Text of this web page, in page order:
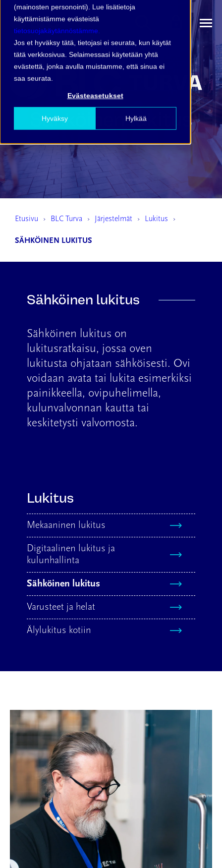
(mainosten personointi). Lue lisätietoja
käyttämistämme evästeistä
tietosuojakäytännöstämme.
Jos et hyväksy tätä, tietojasi ei seurata, kun käytät
tätä verkkosivua. Selaimessasi käytetään yhtä
evästettä, jonka avulla muistamme, että sinua ei
saa seurata.
Evästeasetukset
Hyväksy Hylkää
Sähköinen lukitus
Etusivu BLC Turva Järjestelmät Lukitus
SÄHKÖINEN LUKITUS
Lukitus
Mekaaninen lukitus
Digitaalinen lukitus ja
kulunhallinta
Sähköinen lukitus
Varusteet ja helat
Älylukitus kotiin
Sähköinen lukitus
Sähköinen lukitus on
lukitusratkaisu, jossa oven
lukitusta ohjataan sähköisesti. Ovi
voidaan avata tai lukita esimerkiksi
painikkeella, ovipuhelimella,
kulunvalvonnan kautta tai
keskitetysti valvomosta.